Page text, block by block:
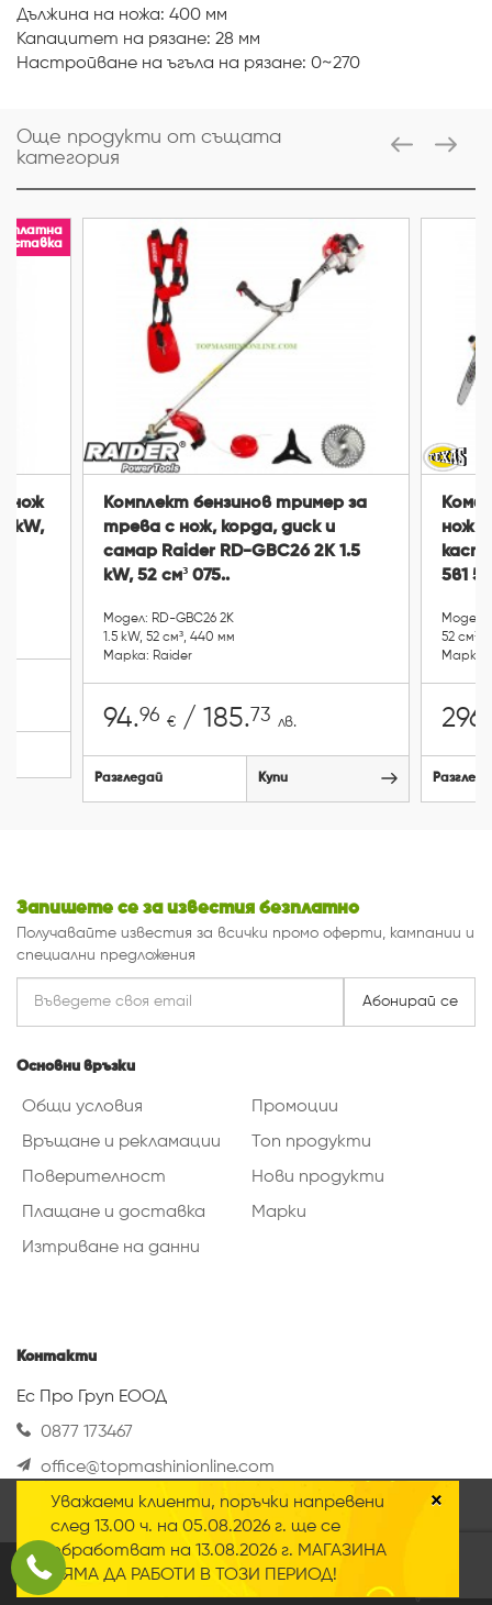
×
Уважаеми клиенти, поръчки напревени
след 13.00 ч. на 05.08.2026 г. ще се
обработват на 13.08.2026 г. МАГАЗИНА
НЯМА ДА РАБОТИ В ТОЗИ ПЕРИОД!
Дължина на ножа: 400 мм
Капацитет на рязане: 28 мм
Настройване на ъгъла на рязане: 0~270
Още продукти от същата
категория
нож
kW,
Комплект бензинов тример за
трева с нож, корда, диск и
самар Raider RD-GBC26 2К 1.5
kW, 52 cм³ 075..
Модел: RD-GBC26 2К
1.5 kW, 52 cм³, 440 мм
Марка: Raider
94.96 € / 185.73 лв.
Разгледай Купи
нож
5в1
Модел:
52 cм³,
Марка:
296.
Запишете се за известия безплатно
Получавайте известия за всички промо оферти, кампании и
специални предложения
Абонирай се
Основни връзки
Общи условия
Връщане и рекламации
Поверителност
Плащане и доставка
Изтриване на данни
Промоции
Топ продукти
Нови продукти
Марки
Контакти
Ес Про Груп ЕООД
0877 173467
office@topmashinionline.com
Вижте повече
2020 © Всички права запазени
Нашият онлайн магазин използва така
наречените „Бисквитки“ Научете повече за
нашатаполитика за поверителност.
Приемам